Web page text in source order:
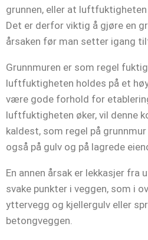
grunnen, eller at
Det er derfor viktig å gjøre en
årsaken før man setter igang
Grunnmuren er som regel
luftfuktigheten holdes på et
være gode forhold for
luftfuktigheten øker, vil denne
kaldest, som regel på
også på gulv og på lagrede
En annen årsak er lekkasjer fra
svake punkter i veggen, som i
yttervegg og kjellergulv eller
betongveggen.